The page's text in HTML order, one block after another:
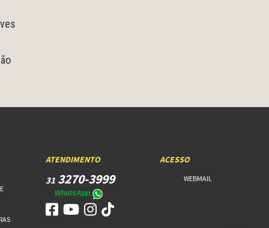
ATENDIMENTO
31 3270-3999
WhatsApp
ACESSO
WEBMAIL